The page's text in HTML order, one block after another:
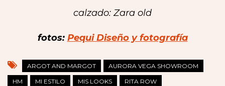
calzado: Zara old
fotos: Pequi Diseño y fotografía
ARGOT AND MARGOT AURORA VEGA SHOWROOM
HM MI ESTILO MIS LOOKS RITA ROW